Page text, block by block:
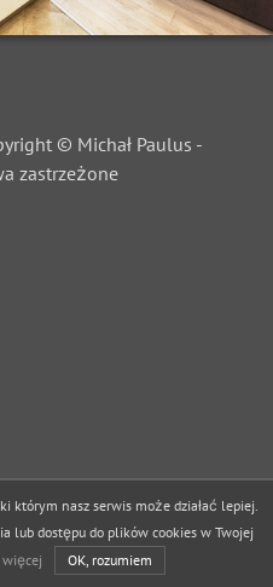
© Michał Paulus -
zastrzeżone
którym nasz serwis może działać lepiej.
lub dostępu do plików cookies w Twojej
OK, rozumiem